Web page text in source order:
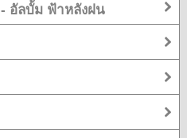
- อัลบั้ม ฟ้าหลังฝน